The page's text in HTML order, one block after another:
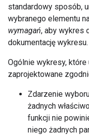
standardowy sposób,
wybranego elementu
wymagań, aby wykres
dokumentację wykresu.
Ogólnie wykresy,
zaprojektowane
Zdarzenie
żadnych
funkcji nie
niego żadnych